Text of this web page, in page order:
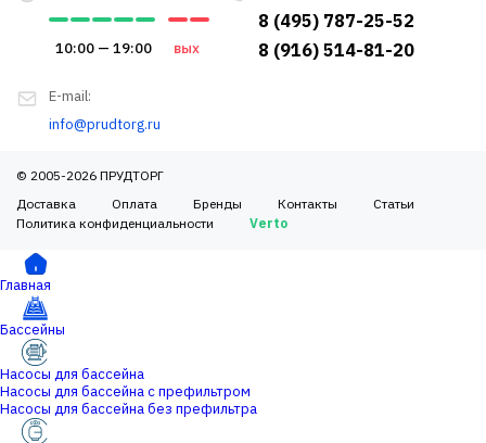
8 (495) 787-25-52
8 (916) 514-81-20
10:00 — 19:00 вых
E-mail:
info@prudtorg.ru
© 2005-2026 ПРУДТОРГ
Доставка
Оплата Бренды Контакты
Статьи
Политика конфиденциальности
Verto
Главная
Бассейны
Насосы для бассейна
Насосы для бассейна с префильтром
Насосы для бассейна без префильтра